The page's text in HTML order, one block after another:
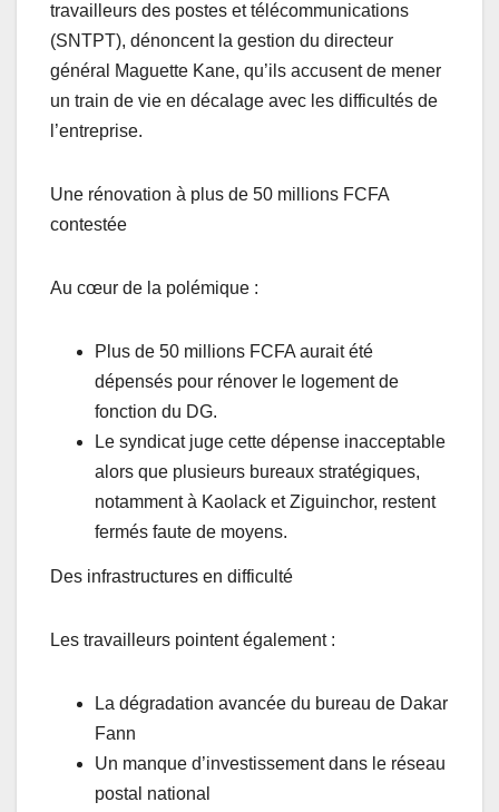
travailleurs des postes et télécommunications
(SNTPT), dénoncent la gestion du directeur
général Maguette Kane, qu’ils accusent de mener
un train de vie en décalage avec les difficultés de
l’entreprise.
Une rénovation à plus de 50 millions FCFA
contestée
Au cœur de la polémique :
Plus de 50 millions FCFA aurait été
dépensés pour rénover le logement de
fonction du DG.
Le syndicat juge cette dépense inacceptable
alors que plusieurs bureaux stratégiques,
notamment à Kaolack et Ziguinchor, restent
fermés faute de moyens.
Des infrastructures en difficulté
Les travailleurs pointent également :
La dégradation avancée du bureau de Dakar
Fann
Un manque d’investissement dans le réseau
postal national